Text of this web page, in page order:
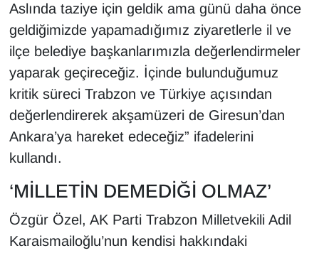
Aslında taziye için geldik ama günü daha önce
geldiğimizde yapamadığımız ziyaretlerle il ve
ilçe belediye başkanlarımızla değerlendirmeler
yaparak geçireceğiz. İçinde bulunduğumuz
kritik süreci Trabzon ve Türkiye açısından
değerlendirerek akşamüzeri de Giresun’dan
Ankara’ya hareket edeceğiz” ifadelerini
kullandı.
‘MİLLETİN DEMEDİĞİ OLMAZ’
Özgür Özel, AK Parti Trabzon Milletvekili Adil
Karaismailoğlu’nun kendisi hakkındaki
ONE EKONOMİ
POLİTİKA
Resmi İlanlar
SAĞLIK
Seri İlan
Sinema - TV